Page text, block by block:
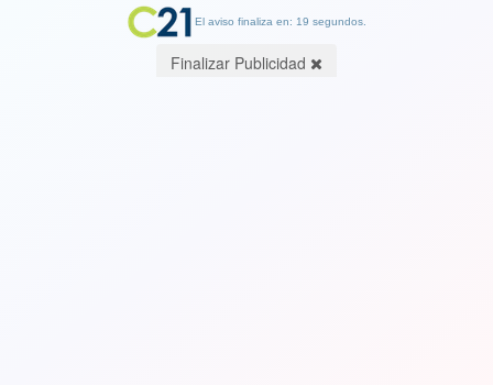
El aviso finaliza en: 19 segundos.
Finalizar Publicidad